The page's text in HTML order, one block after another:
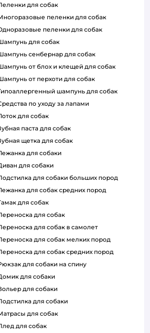
пеленки для собак
многоразовые пеленки для собак
одноразовые пеленки для собак
шампунь для собак
шампунь сенбернар для собак
шампунь от блох и клещей для собак
шампунь от перхоти для собак
гипоаллергенный шампунь для собак
средства по уходу за лапами
лоток для собак
зубная паста для собак
зубная щетка для собак
лежанка для собаки
диван для собаки
подстилка для собаки больших пород
лежанка для собак средних пород
гамак для собак
переноска для собак
переноска для собак в самолет
переноска для собак мелких пород
переноска для собак средних пород
рюкзак для собаки на спину
домик для собаки
вольер для собаки
подстилка для собаки
матрасы для собак
плед для собак